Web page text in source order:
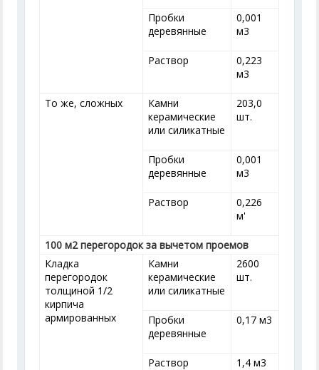
Пробки
деревянные
0,001
м3
Раствор
0,223
м3
То же, сложных
Камни
керамические
или силикатные
203,0
шт.
Пробки
деревянные
0,001
м3
Раствор
0,226
м'
100 м2перегородок за вычетом проемов
Кладка
перегородок
толщиной 1/2
кирпича
армированных
Камни
керамические
или силикатные
2600
шт.
Пробки
деревянные
0,17 м3
Раствор 1,4 м3